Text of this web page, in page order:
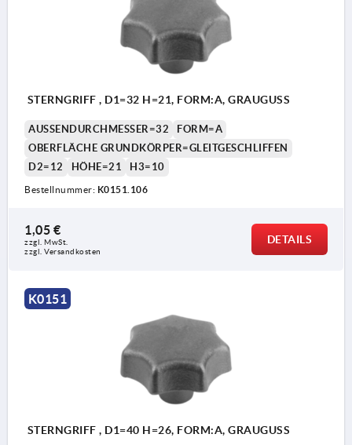
Form B: durchgehende Bohrung
Form D: Gewinde aufgebohrt
Form E: Gewindesackloch
Form L: mit Außengewinde
STERNGRIFF , D1=32 H=21, FORM:A, GRAUGUSS
AUSSENDURCHMESSER=32
FORM=A
OBERFLÄCHE GRUNDKÖRPER=GLEITGESCHLIFFEN
D2=12
HÖHE=21 H3=10
Bestellnummer: K0151.106
1,05 €
zzgl. MwSt.
zzgl. Versandkosten
DETAILS
K0151
STERNGRIFF , D1=40 H=26, FORM:A, GRAUGUSS